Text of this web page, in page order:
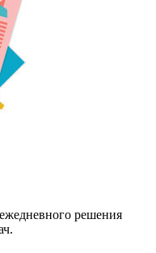
решения